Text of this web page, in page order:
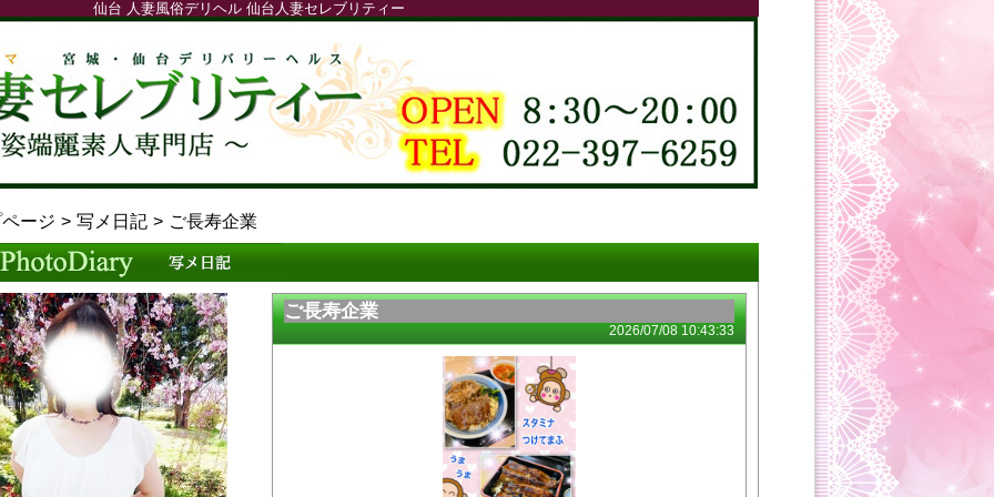
仙台 人妻風俗デリヘル 仙台人妻セレブリティー
ージ 写メ日記 ご長寿企業
ご長寿企業
2026/07/08 10:43:33